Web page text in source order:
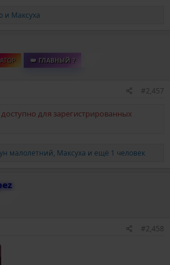
и Максуха
👑 ГЛАВНЫЙ ?
#2,457
для зарегистрированных
малолетний, Максуха и ещё 1 человек
#2,458